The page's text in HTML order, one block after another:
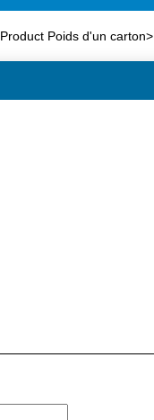
Product Poids d'un carton>